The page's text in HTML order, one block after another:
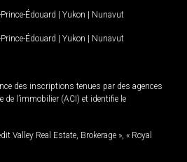
Édouard | Yukon | Nunavut
Édouard | Yukon | Nunavut
des inscriptions tenues par des agences
l’immobilier (ACI) et identifie le
Valley Real Estate, Brokerage », « Royal